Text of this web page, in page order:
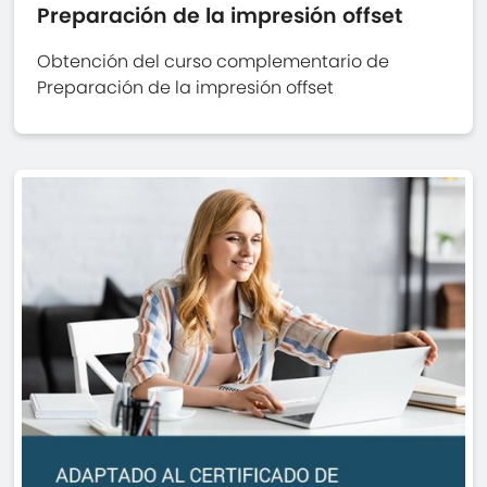
Preparación de la impresión offset
Obtención del curso complementario de
Preparación de la impresión offset